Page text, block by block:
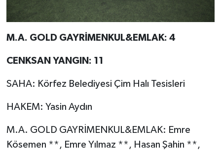
M.A. GOLD GAYRİMENKUL&EMLAK: 4
CENKSAN YANGIN: 11
SAHA: Körfez Belediyesi Çim Halı Tesisleri
HAKEM: Yasin Aydın
M.A. GOLD GAYRİMENKUL&EMLAK: Emre
Kösemen **, Emre Yılmaz **, Hasan Şahin **,